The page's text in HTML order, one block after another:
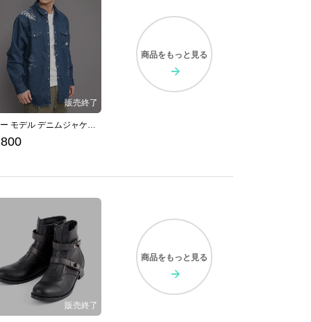
エリー モデル デニムジャケット The Last of Us Part II
商品を もっと見る
商品を もっと見る